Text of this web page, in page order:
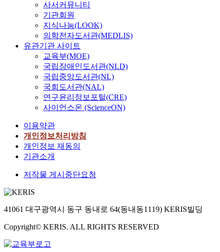
사서커뮤니티
기관회원
지식나눔(LOOK)
의학전자도서관(MEDLIS)
유관기관 사이트
교육부(MOE)
국립장애인도서관(NLD)
국립중앙도서관(NL)
국회도서관(NAL)
연구윤리정보포털(CRE)
사이언스온 (ScienceON)
이용약관
개인정보처리방침
개인정보 재동의
기관소개
저작물 게시중단요청
41061 대구광역시 동구 동내로 64(동내동1119) KERIS빌딩
Copyright© KERIS. ALL RIGHTS RESERVED